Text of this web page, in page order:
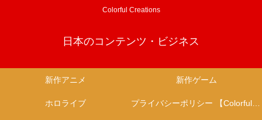
Colorful Creations
日本のコンテンツ・ビジネス
新作アニメ 新作ゲーム
ホロライブ プライバシーポリシー 【Colorful Creation】